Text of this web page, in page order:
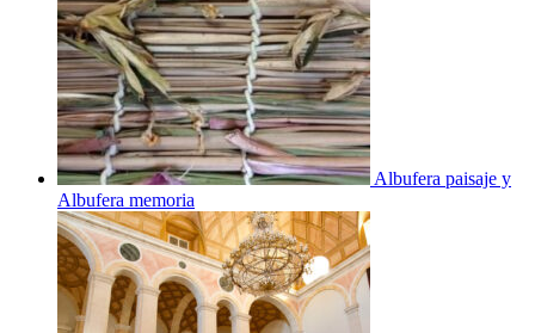
Albufera paisaje y
Albufera memoria